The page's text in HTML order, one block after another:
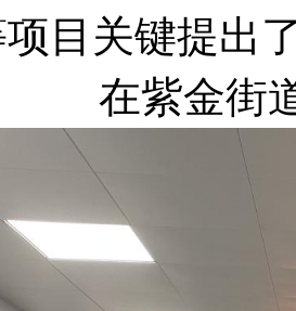
目关键提出
在紫金街